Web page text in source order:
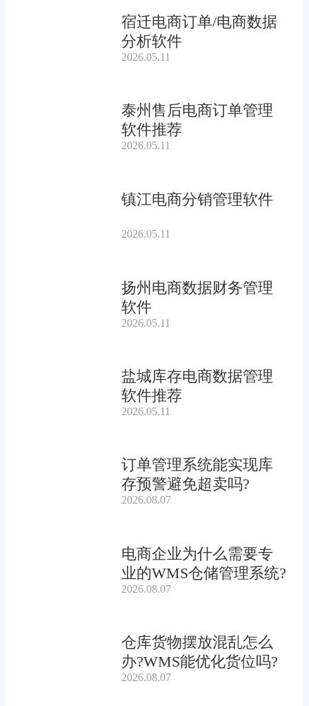
宿迁电商订单/电商数据
分析软件
2026.05.11
泰州售后电商订单管理
软件推荐
2026.05.11
镇江电商分销管理软件
2026.05.11
扬州电商数据财务管理
软件
2026.05.11
盐城库存电商数据管理
软件推荐
2026.05.11
订单管理系统能实现库
存预警避免超卖吗?
2026.08.07
电商企业为什么需要专
业的WMS仓储管理系统?
2026.08.07
仓库货物摆放混乱怎么
办?WMS能优化货位吗?
2026.08.07